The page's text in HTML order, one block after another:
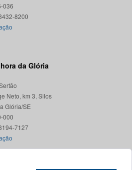
036
da Glória
Neto, km 3, Silos
Glória/SE
000
Contato +55 79 3194-7127